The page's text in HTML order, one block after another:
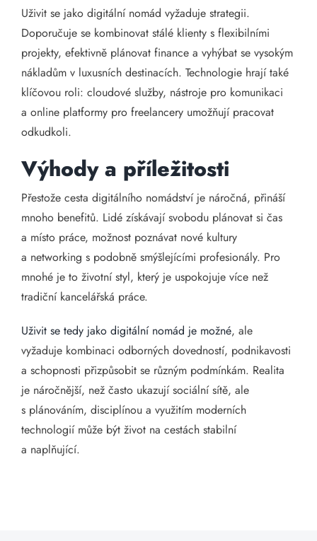
Uživit se jako digitální nomád vyžaduje strategii.
Doporučuje se kombinovat stálé klienty s flexibilními
projekty, efektivně plánovat finance a vyhýbat se vysokým
nákladům v luxusních destinacích. Technologie hrají také
klíčovou roli: cloudové služby, nástroje pro komunikaci
a online platformy pro freelancery umožňují pracovat
odkudkoli.
Výhody a příležitosti
Přestože cesta digitálního nomádství je náročná, přináší
mnoho benefitů. Lidé získávají svobodu plánovat si čas
a místo práce, možnost poznávat nové kultury
a networking s podobně smýšlejícími profesionály. Pro
mnohé je to životní styl, který je uspokojuje více než
tradiční kancelářská práce.
Uživit se tedy jako digitální nomád je možné, ale
vyžaduje kombinaci odborných dovedností, podnikavosti
a schopnosti přizpůsobit se různým podmínkám. Realita
je náročnější, než často ukazují sociální sítě, ale
s plánováním, disciplínou a využitím moderních
technologií může být život na cestách stabilní
a naplňující.